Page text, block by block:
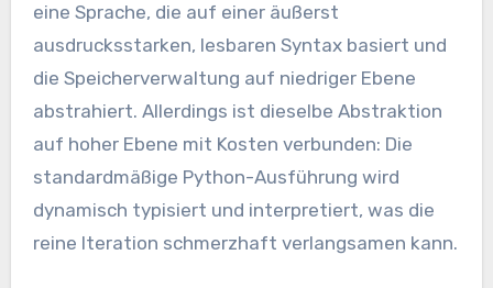
eine Sprache, die auf einer äußerst
ausdrucksstarken, lesbaren Syntax basiert und
die Speicherverwaltung auf niedriger Ebene
abstrahiert. Allerdings ist dieselbe Abstraktion
auf hoher Ebene mit Kosten verbunden: Die
standardmäßige Python-Ausführung wird
dynamisch typisiert und interpretiert, was die
reine Iteration schmerzhaft verlangsamen kann.